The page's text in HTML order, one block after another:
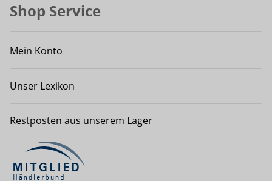
Shop Service
Mein Konto
Unser Lexikon
Restposten aus unserem Lager